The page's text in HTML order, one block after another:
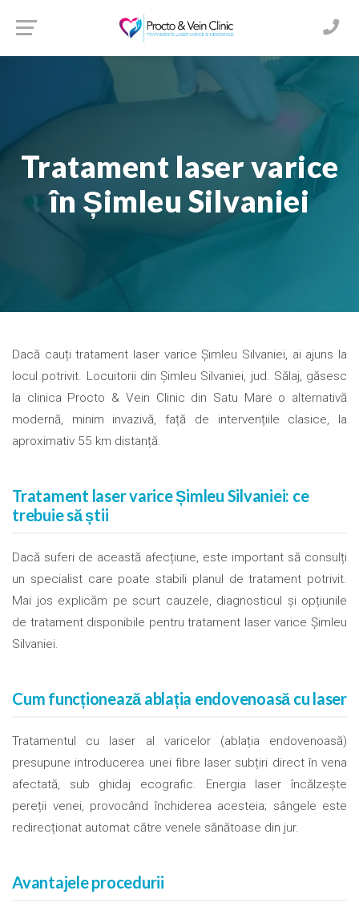
Tratament laser varice
în Șimleu Silvaniei
Dacă cauți tratament laser varice Șimleu Silvaniei, ai ajuns la
locul potrivit. Locuitorii din Șimleu Silvaniei, jud. Sălaj, găsesc
la clinica Procto & Vein Clinic din Satu Mare o alternativă
modernă, minim invazivă, față de intervențiile clasice, la
aproximativ 55 km distanță.
Tratament laser varice Șimleu Silvaniei: ce
trebuie să știi
Dacă suferi de această afecțiune, este important să consulți
un specialist care poate stabili planul de tratament potrivit.
Mai jos explicăm pe scurt cauzele, diagnosticul și opțiunile
de tratament disponibile pentru tratament laser varice Șimleu
Silvaniei.
Cum funcționează ablația endovenoasă cu laser
Tratamentul cu laser al varicelor (ablația endovenoasă)
presupune introducerea unei fibre laser subțiri direct în vena
afectată, sub ghidaj ecografic. Energia laser încălzește
pereții venei, provocând închiderea acesteia; sângele este
redirecționat automat către venele sănătoase din jur.
Avantajele procedurii